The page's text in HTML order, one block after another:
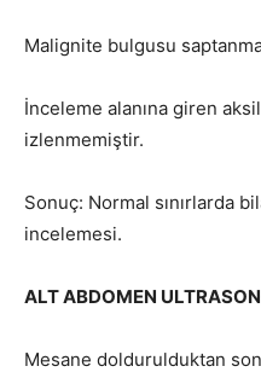
Malignite bulgusu
İnceleme alanına giren
izlenmemiştir.
Sonuç: Normal sınırlarda
incelemesi.
ALT ABDOMEN
Mesane doldurulduktan